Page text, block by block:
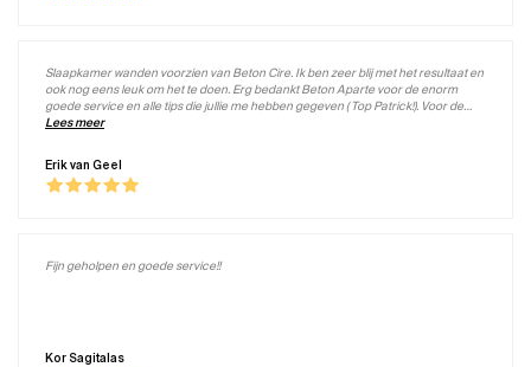
Erik van Geel
Slaapkamer wanden voorzien van Beton Cire. Ik ben zeer blij met het resultaat en
ook nog eens leuk om het te doen. Erg bedankt Beton Aparte voor de enorm
goede service en alle tips die jullie me hebben gegeven ( Top Patrick!). Voor de
volgende projectjes klopt ik zeker weer bij jullie aan.
Lees meer
Kor Sagitalas
Fijn geholpen en goede service!!